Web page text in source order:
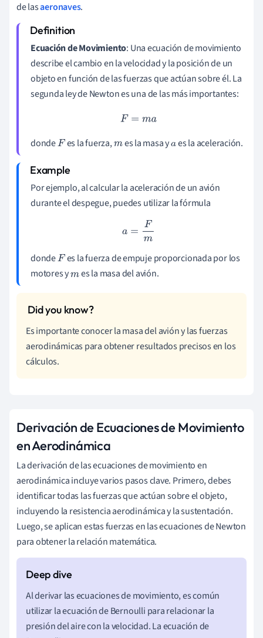
de lasaeronaves.
Ecuación de Movimiento: Una ecuación de movimiento
describe el cambio en la velocidad y la posición de un
objeto en función de las fuerzas que actúan sobre él. La
segunda ley de Newton es una de las más importantes:
F=ma
dondeF es la fuerza,m es la masa yaes la aceleración.
Por ejemplo, al calcular la aceleración de un avión
durante el despegue, puedes utilizar la fórmula
a=F m
dondeF es la fuerza de empuje proporcionada por los
motores ym es la masa del avión.
Es importante conocer la masa del avión y las fuerzas
aerodinámicas para obtener resultados precisos en los
cálculos.
Derivación de Ecuaciones de Movimiento
en Aerodinámica
La derivación de las ecuaciones de movimiento en
aerodinámica incluye varios pasos clave. Primero, debes
identificar todas las fuerzas que actúan sobre el objeto,
incluyendo la resistencia aerodinámica y la sustentación.
Luego, se aplican estas fuerzas en las ecuaciones de Newton
para obtener la relación matemática.
Al derivar las ecuaciones de movimiento, es común
utilizar la ecuación de Bernoulli para relacionar la
presión del aire con la velocidad. La ecuación de